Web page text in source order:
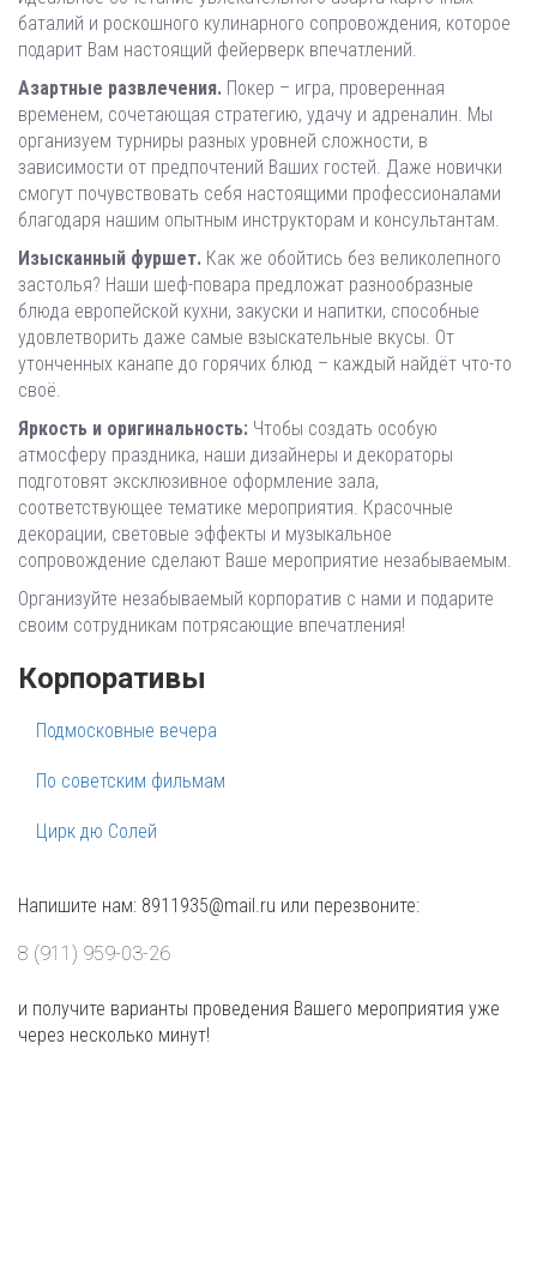
баталий и роскошного кулинарного сопровождения, которое
подарит Вам настоящий фейерверк впечатлений.
Азартные развлечения. Покер – игра, проверенная
временем, сочетающая стратегию, удачу и адреналин. Мы
организуем турниры разных уровней сложности, в
зависимости от предпочтений Ваших гостей. Даже новички
смогут почувствовать себя настоящими профессионалами
благодаря нашим опытным инструкторам и консультантам.
Изысканный фуршет. Как же обойтись без великолепного
застолья? Наши шеф-повара предложат разнообразные
блюда европейской кухни, закуски и напитки, способные
удовлетворить даже самые взыскательные вкусы. От
утонченных канапе до горячих блюд – каждый найдёт что-то
своё.
Яркость и оригинальность: Чтобы создать особую
атмосферу праздника, наши дизайнеры и декораторы
подготовят эксклюзивное оформление зала,
соответствующее тематике мероприятия. Красочные
декорации, световые эффекты и музыкальное
сопровождение сделают Ваше мероприятие незабываемым.
Организуйте незабываемый корпоратив с нами и подарите
своим сотрудникам потрясающие впечатления!
Корпоративы
Подмосковные вечера
По советским фильмам
Цирк дю Солей
Напишите нам: 8911935@mail.ru или перезвоните:
8 (911) 959-03-26
и получите варианты проведения Вашего мероприятия уже
через несколько минут!